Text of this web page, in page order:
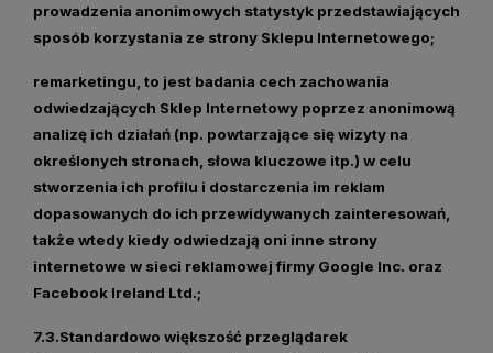
prowadzenia anonimowych statystyk przedstawiających
sposób korzystania ze strony Sklepu Internetowego;
remarketingu, to jest badania cech zachowania
odwiedzających Sklep Internetowy poprzez anonimową
analizę ich działań (np. powtarzające się wizyty na
określonych stronach, słowa kluczowe itp.) w celu
stworzenia ich profilu i dostarczenia im reklam
dopasowanych do ich przewidywanych zainteresowań,
także wtedy kiedy odwiedzają oni inne strony
internetowe w sieci reklamowej firmy Google Inc. oraz
Facebook Ireland Ltd.;
7.3.Standardowo większość przeglądarek